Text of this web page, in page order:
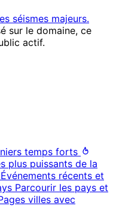
séismes majeurs.
sur le domaine, ce
actif.
temps forts
plus puissants de la
Événements récents et
Parcourir les pays et
villes avec